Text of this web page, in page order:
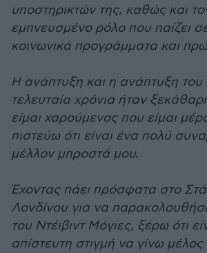
υποστηρικτών της, καθώς και
εμπνευσμένο ρόλο που παίζει
κοινωνικά προγράμματα και
Η ανάπτυξη και η ανάπτυξη του
τελευταία χρόνια ήταν
είμαι χαρούμενος που είμαι
πιστεύω ότι είναι ένα πολύ
μέλλον μπροστά μου.
Έχοντας πάει πρόσφατα στο
Λονδίνου για να
του Ντέιβιντ Μόγιες, ξέρω ότι
απίστευτη στιγμή να γίνω μέλος